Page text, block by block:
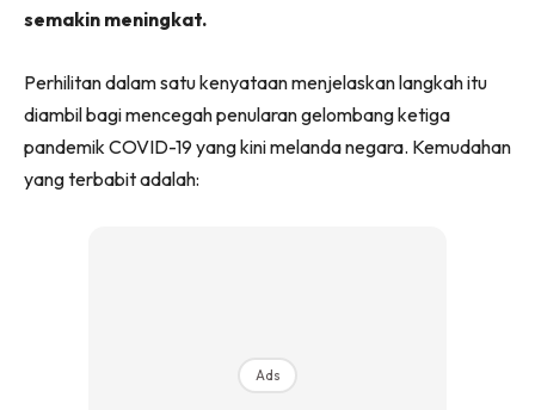
semakin meningkat.
Perhilitan dalam satu kenyataan menjelaskan langkah itu
diambil bagi mencegah penularan gelombang ketiga
pandemik COVID-19 yang kini melanda negara. Kemudahan
yang terbabit adalah:
Ads